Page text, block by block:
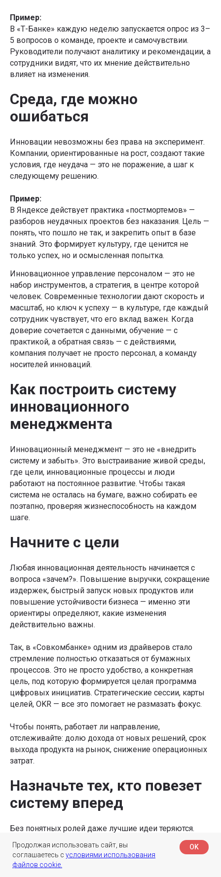
Пример:
В «Т-Банке» каждую неделю запускается опрос из 3–
5 вопросов о команде, проекте и самочувствии.
Руководители получают аналитику и рекомендации, а
сотрудники видят, что их мнение действительно
влияет на изменения.
Среда, где можно
ошибаться
Инновации невозможны без права на эксперимент.
Компании, ориентированные на рост, создают такие
условия, где неудача — это не поражение, а шаг к
следующему решению.
Пример:
В Яндексе действует практика «постмортемов» —
разборов неудачных проектов без наказания. Цель —
понять, что пошло не так, и закрепить опыт в базе
знаний. Это формирует культуру, где ценится не
только успех, но и осмысленная попытка.
Инновационное управление персоналом — это не
набор инструментов, а стратегия, в центре которой
человек. Современные технологии дают скорость и
масштаб, но ключ к успеху — в культуре, где каждый
сотрудник чувствует, что его вклад важен. Когда
доверие сочетается с данными, обучение — с
практикой, а обратная связь — с действиями,
компания получает не просто персонал, а команду
носителей инноваций.
Как построить систему
инновационного
менеджмента
Инновационный менеджмент — это не «внедрить
систему и забыть». Это выстраивание живой среды,
где цели, инновационные процессы и люди
работают на постоянное развитие. Чтобы такая
система не осталась на бумаге, важно собирать ее
поэтапно, проверяя жизнеспособность на каждом
шаге.
Начните с цели
Любая инновационная деятельность начинается с
вопроса «зачем?». Повышение выручки, сокращение
издержек, быстрый запуск новых продуктов или
повышение устойчивости бизнеса — именно эти
ориентиры определяют, какие изменения
действительно важны.
Так, в «Совкомбанке» одним из драйверов стало
стремление полностью отказаться от бумажных
процессов. Это не просто удобство, а конкретная
цель, под которую формируется целая программа
цифровых инициатив. Стратегические сессии, карты
целей, OKR — все это помогает не размазать фокус.
Чтобы понять, работает ли направление,
отслеживайте: долю дохода от новых решений, срок
выхода продукта на рынок, снижение операционных
затрат.
Назначьте тех, кто повезет
систему вперед
Без понятных ролей даже лучшие идеи теряются.
решение? Кто отвечает за результат?
Продолжая использовать сайт, вы
соглашаетесь с условиями использования
файлов cookie.
OK